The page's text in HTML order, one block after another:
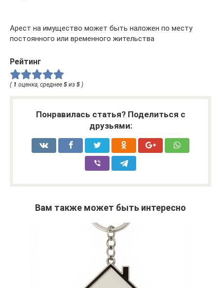
Арест на имущество может быть наложен по месту
постоянного или временного жительства
Рейтинг
( 1 оценка, среднее 5 из 5 )
Понравилась статья? Поделиться с
друзьями:
Вам также может быть интересно